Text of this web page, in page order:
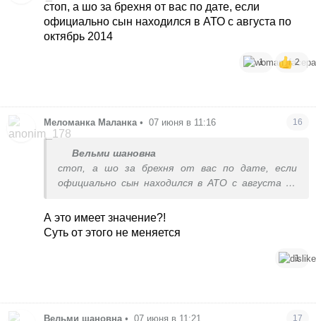
стоп, а шо за брехня от вас по дате, если
официально сын находился в АТО с августа по
октябрь 2014
1 2
Меломанка Маланка • 07 июня в 11:16 16
Вельми шановна
стоп, а шо за брехня от вас по дате, если
официально сын находился в АТО с августа по
А это имеет значение?!
Суть от этого не меняется
1
Вельми шановна • 07 июня в 11:21 17